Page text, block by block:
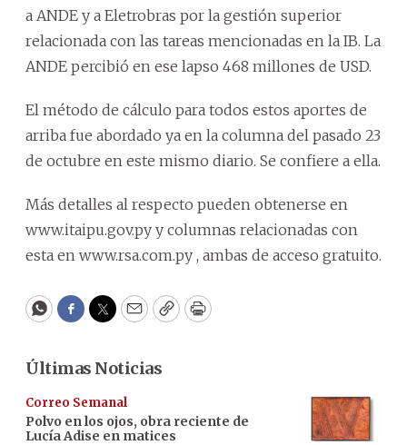
a ANDE y a Eletrobras por la gestión superior
relacionada con las tareas mencionadas en la IB. La
ANDE percibió en ese lapso 468 millones de USD.
El método de cálculo para todos estos aportes de
arriba fue abordado ya en la columna del pasado 23
de octubre en este mismo diario. Se confiere a ella.
Más detalles al respecto pueden obtenerse en
www.itaipu.gov.py y columnas relacionadas con
esta en www.rsa.com.py , ambas de acceso gratuito.
WhatsApp
Facebook
Twitter
EmailCopyPrint
Últimas Noticias
Correo Semanal
Polvo en los ojos, obra reciente de
Lucía Adise en matices